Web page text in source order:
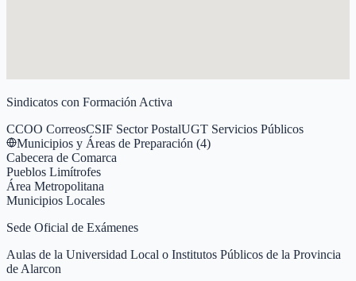
Sindicatos con Formación Activa
CCOO CorreosCSIF Sector PostalUGT Servicios Públicos
Municipios y Áreas de Preparación (4)
Cabecera de Comarca
Pueblos Limítrofes
Área Metropolitana
Municipios Locales
Sede Oficial de Exámenes
Aulas de la Universidad Local o Institutos Públicos de la Provincia
de Alarcon